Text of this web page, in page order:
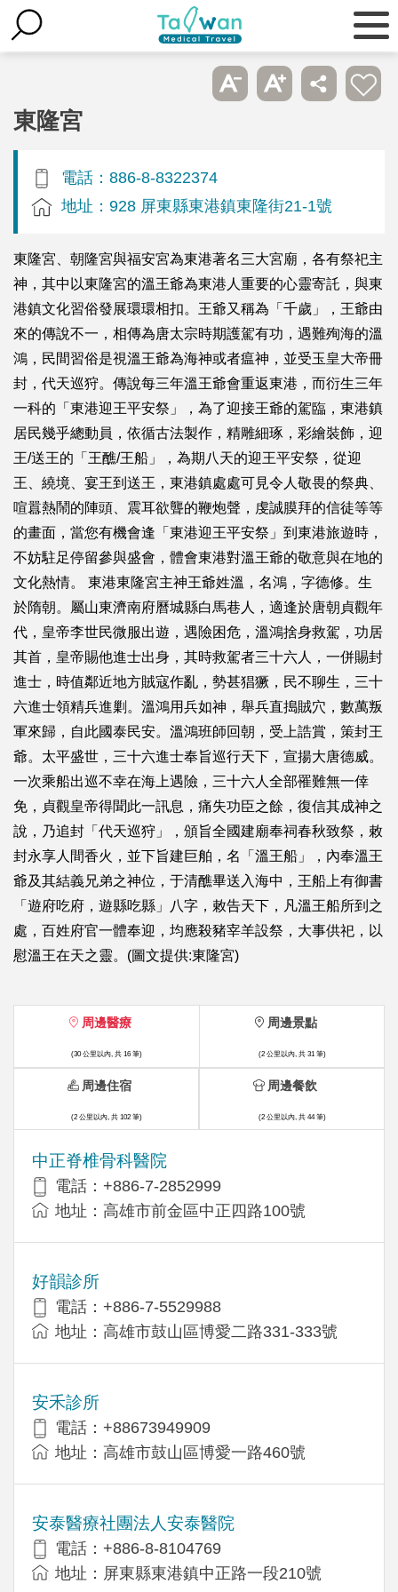
東隆宮
電話：886-8-8322374
地址：928 屏東縣東港鎮東隆街21-1號
東隆宮、朝隆宮與福安宮為東港著名三大宮廟，各有祭祀主
神，其中以東隆宮的溫王爺為東港人重要的心靈寄託，與東
港鎮文化習俗發展環環相扣。王爺又稱為「千歲」，王爺由
來的傳說不一，相傳為唐太宗時期護駕有功，遇難殉海的溫
鴻，民間習俗是視溫王爺為海神或者瘟神，並受玉皇大帝冊
封，代天巡狩。傳說每三年溫王爺會重返東港，而衍生三年
一科的「東港迎王平安祭」，為了迎接王爺的駕臨，東港鎮
居民幾乎總動員，依循古法製作，精雕細琢，彩繪裝飾，迎
王/送王的「王醮/王船」，為期八天的迎王平安祭，從迎
王、繞境、宴王到送王，東港鎮處處可見令人敬畏的祭典、
喧囂熱鬧的陣頭、震耳欲聾的鞭炮聲，虔誠膜拜的信徒等等
的畫面，當您有機會逢「東港迎王平安祭」到東港旅遊時，
不妨駐足停留參與盛會，體會東港對溫王爺的敬意與在地的
文化熱情。 東港東隆宮主神王爺姓溫，名鴻，字德修。生
於隋朝。屬山東濟南府曆城縣白馬巷人，適逢於唐朝貞觀年
代，皇帝李世民微服出遊，遇險困危，溫鴻捨身救駕，功居
其首，皇帝賜他進士出身，其時救駕者三十六人，一併賜封
進士，時值鄰近地方賊寇作亂，勢甚猖獗，民不聊生，三十
六進士領精兵進剿。溫鴻用兵如神，舉兵直搗賊穴，數萬叛
軍來歸，自此國泰民安。溫鴻班師回朝，受上誥賞，策封王
爺。太平盛世，三十六進士奉旨巡行天下，宣揚大唐德威。
一次乘船出巡不幸在海上遇險，三十六人全部罹難無一倖
免，貞觀皇帝得聞此一訊息，痛失功臣之餘，復信其成神之
說，乃追封「代天巡狩」，頒旨全國建廟奉祠春秋致祭，敕
封永享人間香火，並下旨建巨舶，名「溫王船」，內奉溫王
爺及其結義兄弟之神位，于清醮畢送入海中，王船上有御書
「遊府吃府，遊縣吃縣」八字，敕告天下，凡溫王船所到之
處，百姓府官一體奉迎，均應殺豬宰羊設祭，大事供祀，以
慰溫王在天之靈。(圖文提供:東隆宮)
周邊醫療
(30 公里以內, 共 16 筆)
中正脊椎骨科醫院
電話：+886-7-2852999
地址：高雄市前金區中正四路100號
好韻診所
電話：+886-7-5529988
地址：高雄市鼓山區博愛二路331-333號
安禾診所
電話：+88673949909
地址：高雄市鼓山區博愛一路460號
安泰醫療社團法人安泰醫院
電話：+886-8-8104769
地址：屏東縣東港鎮中正路一段210號
周邊景點
(2 公里以內, 共 31 筆)
周邊住宿
(2 公里以內, 共 102 筆)
周邊餐飲
(2 公里以內, 共 44 筆)